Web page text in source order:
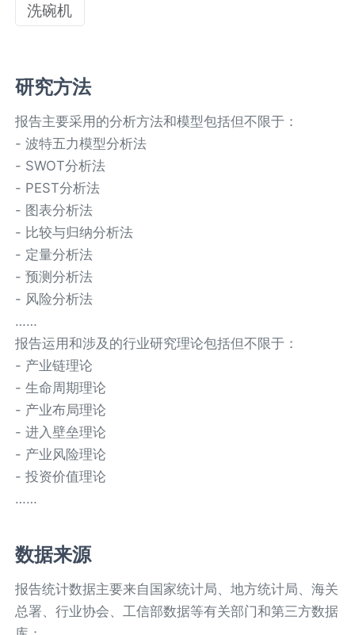
洗碗机
研究方法
报告主要采用的分析方法和模型包括但不限于：
- 波特五力模型分析法
- SWOT分析法
- PEST分析法
- 图表分析法
- 比较与归纳分析法
- 定量分析法
- 预测分析法
- 风险分析法
……
报告运用和涉及的行业研究理论包括但不限于：
- 产业链理论
- 生命周期理论
- 产业布局理论
- 进入壁垒理论
- 产业风险理论
- 投资价值理论
……
数据来源
报告统计数据主要来自国家统计局、地方统计局、海关
总署、行业协会、工信部数据等有关部门和第三方数据